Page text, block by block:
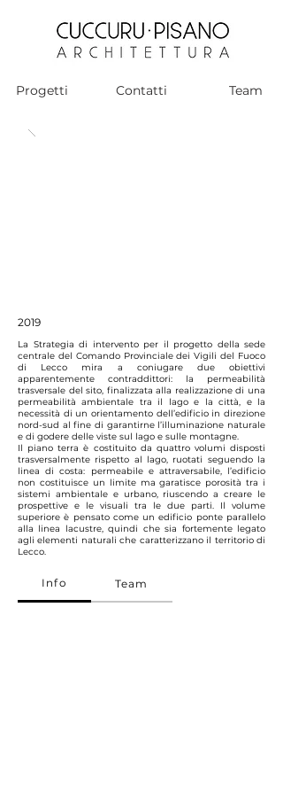
Team
Contatti
Progetti
2019
La Strategia di intervento per il progetto della sede
centrale del Comando Provinciale dei Vigili del Fuoco
di Lecco mira a coniugare due obiettivi
apparentemente contraddittori: la permeabilità
trasversale del sito, finalizzata alla realizzazione di una
permeabilità ambientale tra il lago e la città, e la
necessità di un orientamento dell’edificio in direzione
nord-sud al fine di garantirne l’illuminazione naturale
e di godere delle viste sul lago e sulle montagne.
Il piano terra è costituito da quattro volumi disposti
trasversalmente rispetto al lago, ruotati seguendo la
linea di costa: permeabile e attraversabile, l’edificio
non costituisce un limite ma garatisce porosità tra i
sistemi ambientale e urbano, riuscendo a creare le
prospettive e le visuali tra le due parti. Il volume
superiore è pensato come un edificio ponte parallelo
alla linea lacustre, quindi che sia fortemente legato
agli elementi naturali che caratterizzano il territorio di
Lecco.
Info Team